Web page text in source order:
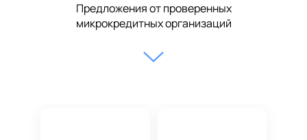
Предложения от проверенных
микрокредитных организаций